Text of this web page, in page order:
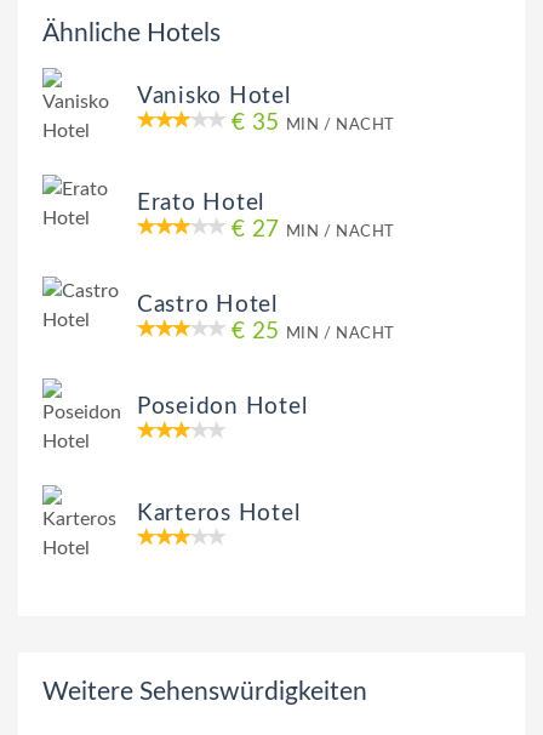
Ähnliche Hotels
Vanisko Hotel
€ 35
MIN / NACHT
Erato Hotel
€ 27
MIN / NACHT
Castro Hotel
€ 25
MIN / NACHT
Poseidon Hotel
Karteros Hotel
Weitere Sehenswürdigkeiten